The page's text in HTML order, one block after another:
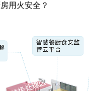
用火安全？